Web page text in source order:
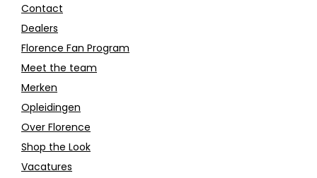
Contact
Dealers
Florence Fan Program
Meet the team
Merken
Opleidingen
Over Florence
Shop the Look
Vacatures